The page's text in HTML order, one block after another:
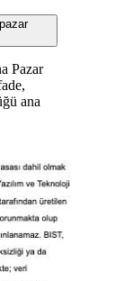
Pazar
ana